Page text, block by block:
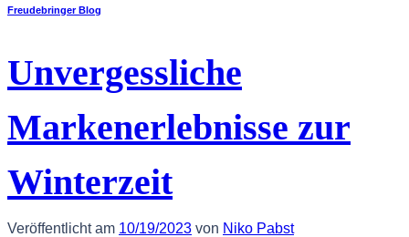
Freudebringer Blog
Unvergessliche
Markenerlebnisse zur
Winterzeit
Veröffentlicht am 10/19/2023 von Niko Pabst